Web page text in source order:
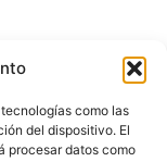
como las
del dispositivo. El
procesar datos como